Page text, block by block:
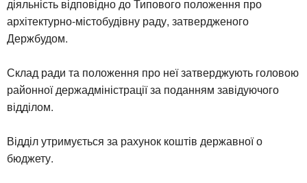
діяльність відповідно до Типового положення про
архітектурно-містобудівну раду, затвердженого
Держбудом.
Склад ради та положення про неї затверджують головою
районної держадміністрації за поданням завідуючого
відділом.
Відділ утримується за рахунок коштів державної о
бюджету.